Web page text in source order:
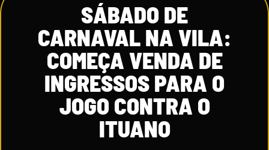
SÁBADO DE
CARNAVAL NA VILA:
COMEÇA VENDA DE
INGRESSOS PARA O
JOGO CONTRA O
ITUANO